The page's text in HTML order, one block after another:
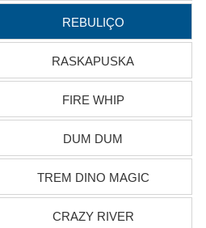
REBULIÇO
RASKAPUSKA
FIRE WHIP
DUM DUM
TREM DINO MAGIC
CRAZY RIVER